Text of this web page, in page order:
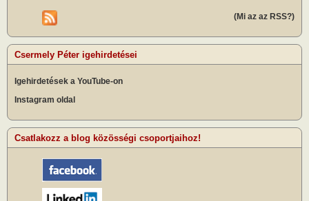
(Mi az az RSS?)
Csermely Péter igehirdetései
Igehirdetések a YouTube-on
Instagram oldal
Csatlakozz a blog közösségi csoportjaihoz!